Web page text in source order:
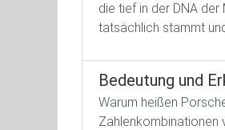
die tief in der DNA
tatsächlich stammt
Bedeutung und
Warum heißen
Zahlenkombinationen